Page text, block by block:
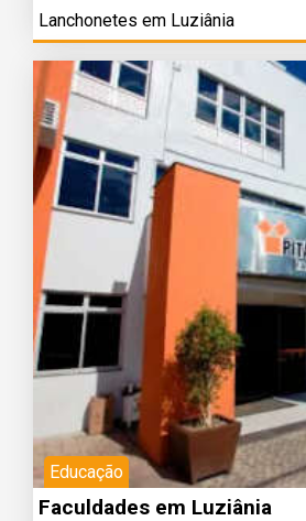
Lanchonetes em Luziânia
Educação
Faculdades em Luziânia